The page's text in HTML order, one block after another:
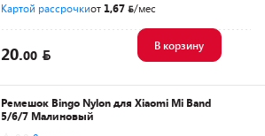
Картой рассрочкиот 1,67 /мес
20.00
В корзину
Ремешок Bingo Nylon для Xiaomi Mi Band
5/6/7 Малиновый